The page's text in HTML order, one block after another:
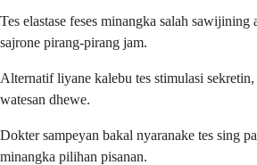
Tes elastase feses minangka salah
sajrone pirang-pirang jam.
Alternatif liyane kalebu tes stimulasi
watesan dhewe.
Dokter sampeyan bakal nyaranake tes sing
minangka pilihan pisanan.